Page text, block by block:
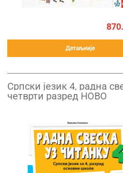
Детаљније
Српски језик 4, радна
четврти разред НОВО